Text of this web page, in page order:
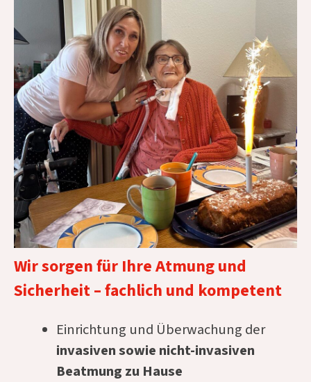
Wir sorgen für Ihre Atmung und
Sicherheit – fachlich und kompetent
Einrichtung und Überwachung der
invasiven sowie nicht-invasiven
Beatmung zu Hause